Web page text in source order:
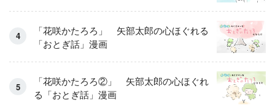
「花咲かたろろ」 矢部太郎の心ほぐれる
「おとぎ話」漫画
「花咲かたろろ②」 矢部太郎の心ほぐれ
る「おとぎ話」漫画